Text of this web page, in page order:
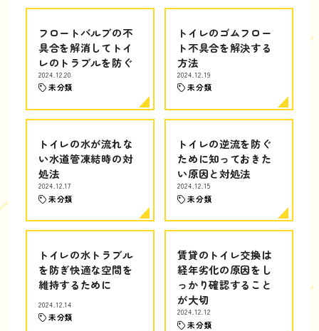
フロートバルブの不
具合を解消してトイ
レのトラブルを防ぐ
2024.12.20
未分類
トイレのゴムフロー
ト不具合を解決する
方法
2024.12.19
未分類
トイレの水が流れな
い水道管凍結時の対
処法
2024.12.17
未分類
トイレの逆流を防ぐ
ために知っておきた
い原因と対処法
2024.12.15
未分類
トイレの水トラブル
を防ぎ快適な空間を
維持するために
2024.12.14
未分類
賃貸のトイレ交換は
経年劣化の原因をし
っかり確認すること
が大切
2024.12.12
未分類